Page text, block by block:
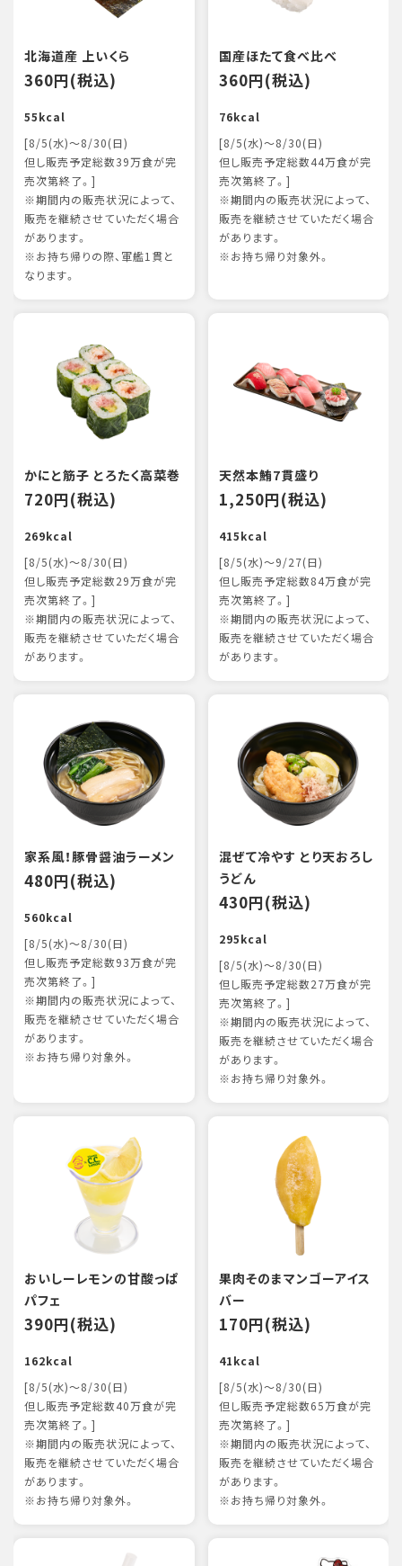
北海道産 上いくら
360円(税込)
55kcal
[8/5(水)～8/30(日)
但し販売予定総数39万食が完
売次第終了。]
※期間内の販売状況によって、
販売を継続させていただく場合
があります。
※お持ち帰りの際、軍艦1貫と
なります。
国産ほたて食べ比べ
360円(税込)
76kcal
[8/5(水)～8/30(日)
但し販売予定総数44万食が完
売次第終了。]
※期間内の販売状況によって、
販売を継続させていただく場合
があります。
※お持ち帰り対象外。
かにと筋子 とろたく高菜巻
720円(税込)
269kcal
[8/5(水)～8/30(日)
但し販売予定総数29万食が完
売次第終了。]
※期間内の販売状況によって、
販売を継続させていただく場合
があります。
天然本鮪7貫盛り
1,250円(税込)
415kcal
[8/5(水)～9/27(日)
但し販売予定総数84万食が完
売次第終了。]
※期間内の販売状況によって、
販売を継続させていただく場合
があります。
家系風！豚骨醤油ラーメン
480円(税込)
560kcal
[8/5(水)～8/30(日)
但し販売予定総数93万食が完
売次第終了。]
※期間内の販売状況によって、
販売を継続させていただく場合
があります。
※お持ち帰り対象外。
混ぜて冷やす とり天おろし
うどん
430円(税込)
295kcal
[8/5(水)～8/30(日)
但し販売予定総数27万食が完
売次第終了。]
※期間内の販売状況によって、
販売を継続させていただく場合
があります。
※お持ち帰り対象外。
おいしーレモンの甘酸っぱ
パフェ
390円(税込)
162kcal
[8/5(水)～8/30(日)
但し販売予定総数40万食が完
売次第終了。]
※期間内の販売状況によって、
販売を継続させていただく場合
があります。
※お持ち帰り対象外。
果肉そのまマンゴーアイス
バー
170円(税込)
41kcal
[8/5(水)～8/30(日)
但し販売予定総数65万食が完
売次第終了。]
※期間内の販売状況によって、
販売を継続させていただく場合
があります。
※お持ち帰り対象外。